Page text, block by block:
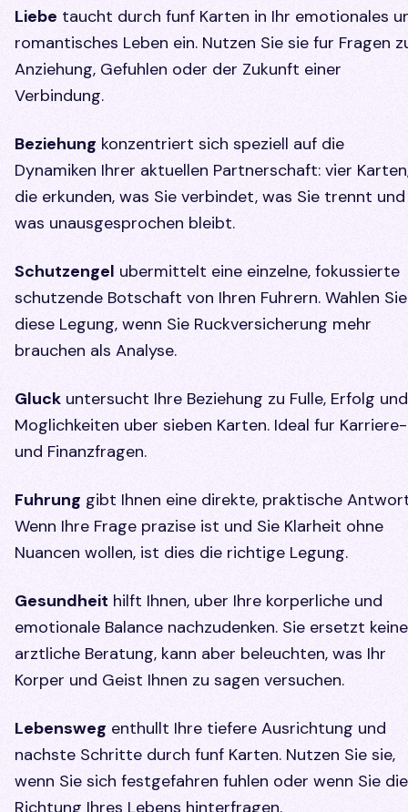
Liebe taucht durch funf Karten in Ihr emotionales
romantisches Leben ein. Nutzen Sie sie fur Fragen
Anziehung, Gefuhlen oder der Zukunft einer
Verbindung.
Beziehung konzentriert sich speziell auf die
Dynamiken Ihrer aktuellen Partnerschaft: vier
die erkunden, was Sie verbindet, was Sie trennt und
was unausgesprochen bleibt.
Schutzengel ubermittelt eine einzelne, fokussierte
schutzende Botschaft von Ihren Fuhrern. Wahlen Sie
diese Legung, wenn Sie Ruckversicherung mehr
brauchen als Analyse.
Gluck untersucht Ihre Beziehung zu Fulle, Erfolg und
Moglichkeiten uber sieben Karten. Ideal fur Karriere-
und Finanzfragen.
Fuhrung gibt Ihnen eine direkte, praktische
Wenn Ihre Frage prazise ist und Sie Klarheit ohne
Nuancen wollen, ist dies die richtige Legung.
Gesundheit hilft Ihnen, uber Ihre korperliche und
emotionale Balance nachzudenken. Sie ersetzt keine
arztliche Beratung, kann aber beleuchten, was Ihr
Korper und Geist Ihnen zu sagen versuchen.
Lebensweg enthullt Ihre tiefere Ausrichtung und
nachste Schritte durch funf Karten. Nutzen Sie sie,
wenn Sie sich festgefahren fuhlen oder wenn Sie die
Richtung Ihres Lebens hinterfragen.